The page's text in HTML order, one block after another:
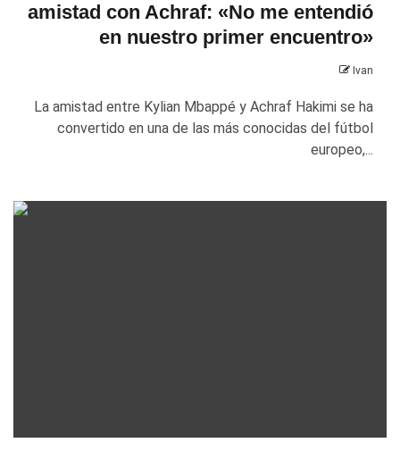
amistad con Achraf: «No me entendió
en nuestro primer encuentro»
Ivan
La amistad entre Kylian Mbappé y Achraf Hakimi se ha
convertido en una de las más conocidas del fútbol
europeo,...